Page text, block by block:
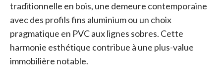
traditionnelle en bois, une demeure contemporaine
avec des profils fins aluminium ou un choix
pragmatique en PVC aux lignes sobres. Cette
harmonie esthétique contribue à une plus-value
immobilière notable.